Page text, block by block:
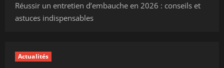
Réussir un entretien d’embauche en 2026 : conseils et
astuces indispensables
Actualités